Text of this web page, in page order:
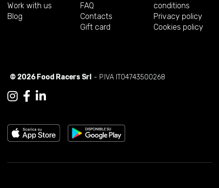
Work with us
Blog
FAQ
Contacts
Gift card
conditions
Privacy policy
Cookies policy
© 2026 Food Racers Srl - P.IVA IT04743500268